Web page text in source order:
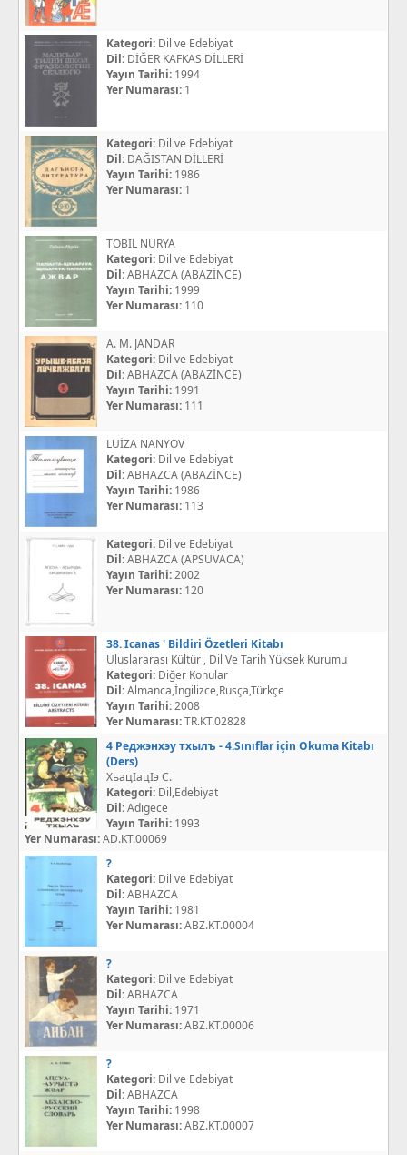
Kategori: Dil ve Edebiyat
Dil: DİĞER KAFKAS DİLLERİ
Yayın Tarihi: 1994
Yer Numarası: 1
Kategori: Dil ve Edebiyat
Dil: DAĞISTAN DİLLERİ
Yayın Tarihi: 1986
Yer Numarası: 1
TOBİL NURYA
Kategori: Dil ve Edebiyat
Dil:ABHAZCA (ABAZİNCE)
Yayın Tarihi: 1999
Yer Numarası: 110
A. M. JANDAR
Kategori: Dil ve Edebiyat
Dil:ABHAZCA (ABAZİNCE)
Yayın Tarihi: 1991
Yer Numarası: 111
LUİZA NANYOV
Kategori: Dil ve Edebiyat
Dil:ABHAZCA (ABAZİNCE)
Yayın Tarihi: 1986
Yer Numarası: 113
Kategori: Dil ve Edebiyat
Dil:ABHAZCA (APSUVACA)
Yayın Tarihi:2002
Yer Numarası: 120
38. Icanas ' Bildiri Özetleri Kitabı
Uluslararası Kültür , Dil Ve Tarih Yüksek Kurumu
Kategori: Diğer Konular
Dil:Almanca,İngilizce,Rusça,Türkçe
Yayın Tarihi:2008
Yer Numarası:TR.KT.02828
4 Реджэнхэу тхылъ - 4.Sınıflar için Okuma Kitabı
(Ders)
ХьацIацIэ С.
Kategori: Dil,Edebiyat
Dil:Adıgece
Yayın Tarihi: 1993
Yer Numarası:AD.KT.00069
?
Kategori: Dil ve Edebiyat
Dil:ABHAZCA
Yayın Tarihi: 1981
Yer Numarası:ABZ.KT.00004
?
Kategori: Dil ve Edebiyat
Dil:ABHAZCA
Yayın Tarihi: 1971
Yer Numarası:ABZ.KT.00006
?
Kategori: Dil ve Edebiyat
Dil:ABHAZCA
Yayın Tarihi: 1998
Yer Numarası:ABZ.KT.00007